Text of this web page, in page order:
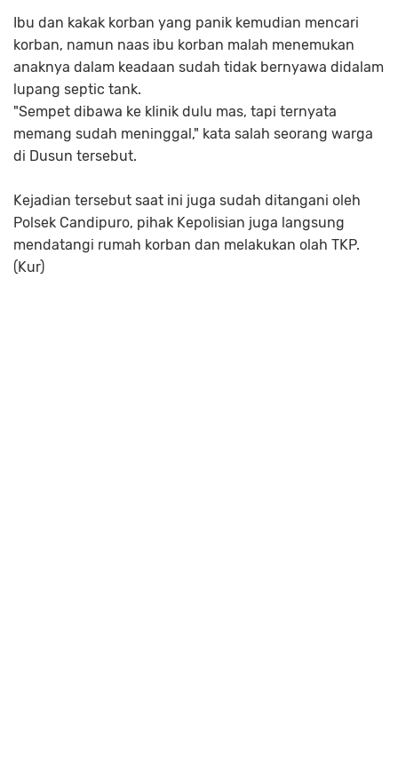
Ibu dan kakak korban yang panik kemudian mencari
korban, namun naas ibu korban malah menemukan
anaknya dalam keadaan sudah tidak bernyawa didalam
lupang septic tank.
"Sempet dibawa ke klinik dulu mas, tapi ternyata
memang sudah meninggal," kata salah seorang warga
di Dusun tersebut.
Kejadian tersebut saat ini juga sudah ditangani oleh
Polsek Candipuro, pihak Kepolisian juga langsung
mendatangi rumah korban dan melakukan olah TKP.
(Kur)